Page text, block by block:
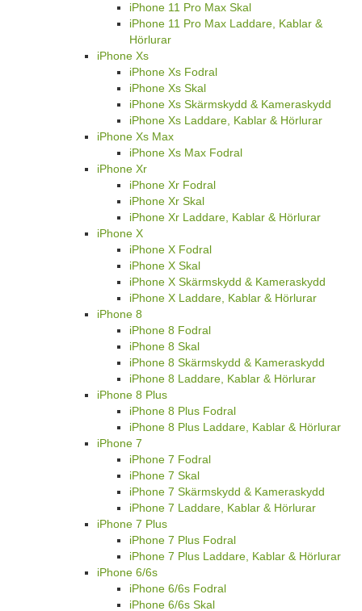
iPhone 11 Pro Max Skal
iPhone 11 Pro Max Laddare, Kablar &
Hörlurar
iPhone Xs
iPhone Xs Fodral
iPhone Xs Skal
iPhone Xs Skärmskydd & Kameraskydd
iPhone Xs Laddare, Kablar & Hörlurar
iPhone Xs Max
iPhone Xs Max Fodral
iPhone Xr
iPhone Xr Fodral
iPhone Xr Skal
iPhone Xr Laddare, Kablar & Hörlurar
iPhone X
iPhone X Fodral
iPhone X Skal
iPhone X Skärmskydd & Kameraskydd
iPhone X Laddare, Kablar & Hörlurar
iPhone 8
iPhone 8 Fodral
iPhone 8 Skal
iPhone 8 Skärmskydd & Kameraskydd
iPhone 8 Laddare, Kablar & Hörlurar
iPhone 8 Plus
iPhone 8 Plus Fodral
iPhone 8 Plus Laddare, Kablar & Hörlurar
iPhone 7
iPhone 7 Fodral
iPhone 7 Skal
iPhone 7 Skärmskydd & Kameraskydd
iPhone 7 Laddare, Kablar & Hörlurar
iPhone 7 Plus
iPhone 7 Plus Fodral
iPhone 7 Plus Laddare, Kablar & Hörlurar
iPhone 6/6s
iPhone 6/6s Fodral
iPhone 6/6s Skal